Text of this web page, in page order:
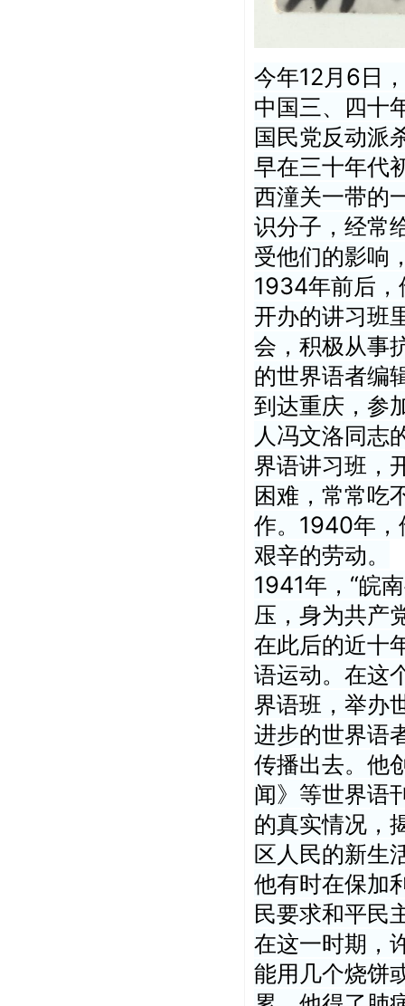
今年12月6日
中国三、四十
国民党反动派
早在三十年代
西潼关一带的
识分子，经常
受他们的影响
1934年前后，
开办的讲习班
会，积极从事
的世界语者编
到达重庆，参
人冯文洛同志
界语讲习班，
困难，常常吃
作。1940年，
艰辛的劳动。
1941年，“皖
压，身为共产
在此后的近十
语运动。在这
界语班，举办
进步的世界语
传播出去。他
闻》等世界语
的真实情况，
区人民的新生
他有时在保加
民要求和平民
在这一时期，
能用几个烧饼